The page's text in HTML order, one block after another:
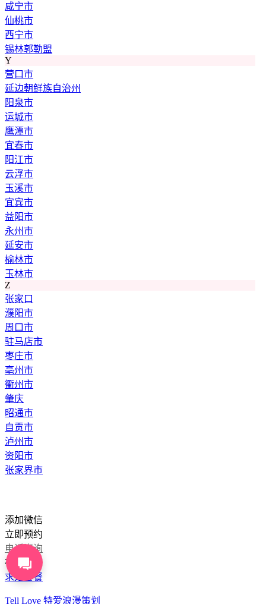
咸宁市
仙桃市
西宁市
锡林郭勒盟
Y
营口市
延边朝鲜族自治州
阳泉市
运城市
鹰潭市
宜春市
阳江市
云浮市
玉溪市
宜宾市
益阳市
永州市
延安市
榆林市
玉林市
Z
张家口
濮阳市
周口市
驻马店市
枣庄市
亳州市
衢州市
肇庆
昭通市
自贡市
泸州市
资阳市
张家界市
添加微信
立即预约
电话咨询
在线咨询
求婚套餐
Tell Love 特爱浪漫策划